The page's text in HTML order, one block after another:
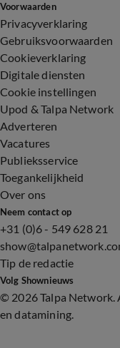
Voorwaarden
Privacyverklaring
Gebruiksvoorwaarden
Cookieverklaring
Digitale diensten
Cookie instellingen
Upod & Talpa Network
Adverteren
Vacatures
Publieksservice
Toegankelijkheid
Over ons
Neem contact op
+31 (0)6 - 549 628 21
Tip de redactie
Volg Shownieuws
© 2026 Talpa
en datamining.